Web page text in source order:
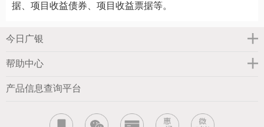
据、项目收益债券、项目收益票据等。
今日广银
帮助中心
产品信息查询平台